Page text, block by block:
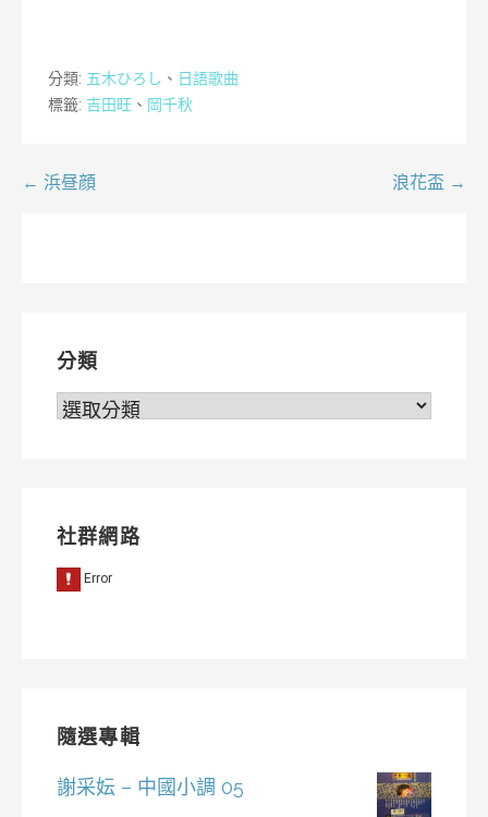
分類: 五木ひろし 、 日語歌曲
標籤: 吉田旺 、 岡千秋
文← 浜昼顔 浪花盃 →
分類
分
社群網路
隨選專輯
謝采妘 – 中國小調 05